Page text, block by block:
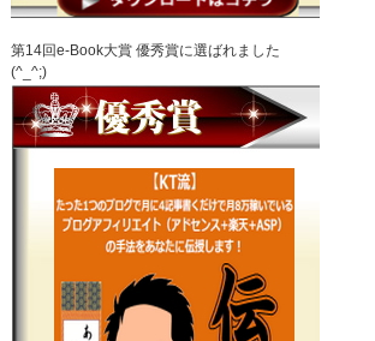
第14回e-Book大賞 優秀賞に選ばれました
(^_^;)